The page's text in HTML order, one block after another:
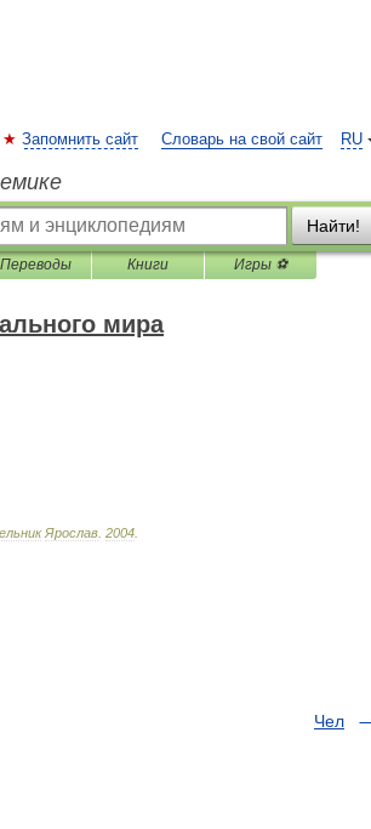
RU
Запомнить сайт Словарь на свой сайт
Найти!
Переводы Книги Игры ⚽
мира
Ярослав 2004
Чел